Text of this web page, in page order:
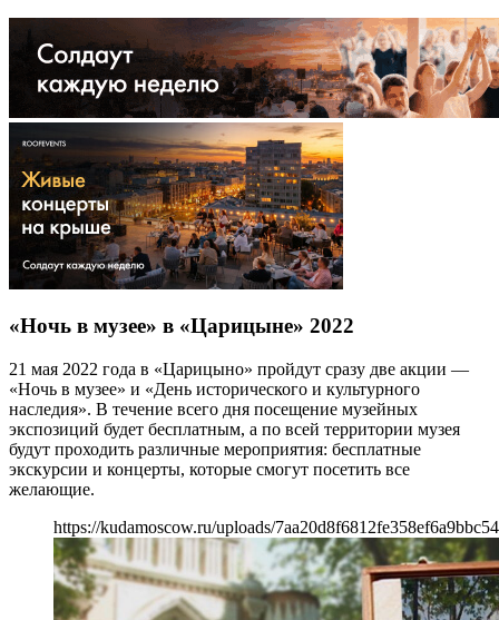
«Ночь в музее» в «Царицыне» 2022
21 мая 2022 года в «Царицыно» пройдут сразу две акции —
«Ночь в музее» и «День исторического и культурного
наследия». В течение всего дня посещение музейных
экспозиций будет бесплатным, а по всей территории музея
будут проходить различные мероприятия: бесплатные
экскурсии и концерты, которые смогут посетить все
желающие.
https://kudamoscow.ru/uploads/